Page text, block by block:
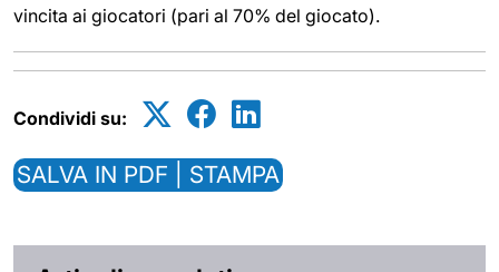
vincita ai giocatori (pari al 70% del giocato).
Condividi su:
SALVA IN PDF | STAMPA